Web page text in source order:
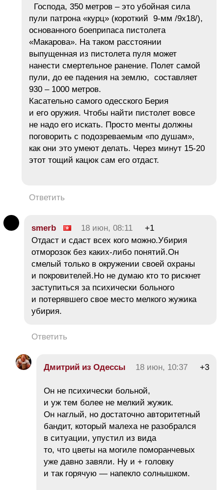
Господа, 350 метров – это убойная сила
пули патрона «курц» (короткий 9-мм /9х18/),
основанного боеприпаса пистолета
«Макарова». На таком расстоянии
выпущенная из пистолета пуля может
нанести смертельное ранение. Полет самой
пули, до ее падения на землю, составляет
930 – 1000 метров.
Касательно самого одесского Берия
и его оружия. Чтобы найти пистолет вовсе
не надо его искать. Просто менты должны
поговорить с подозреваемым «по душам»,
как они это умеют делать. Через минут 15-20
этот тощий кацюк сам его отдаст.
Ответить
smerb 18 июн, 08:11
+1
Отдаст и сдаст всех кого можно.Убирия
отморозок без каких-либо понятий.Он
смелый только в окружении своей охраны
и покровителей.Но не думаю кто то рискнет
заступиться за психически больного
и потерявшего свое место мелкого жужика
убирия.
Ответить
Дмитрий из Одессы 18 июн, 10:37 +3
Он не психически больной,
и уж тем более не мелкий жужик.
Он наглый, но достаточно авторитетный
бандит, который малеха не разобрался
в ситуации, упустил из вида
то, что цветы на могиле поморанчевых
уже давно завяли. Ну и + головку
и так горячую — напекло солнышком.